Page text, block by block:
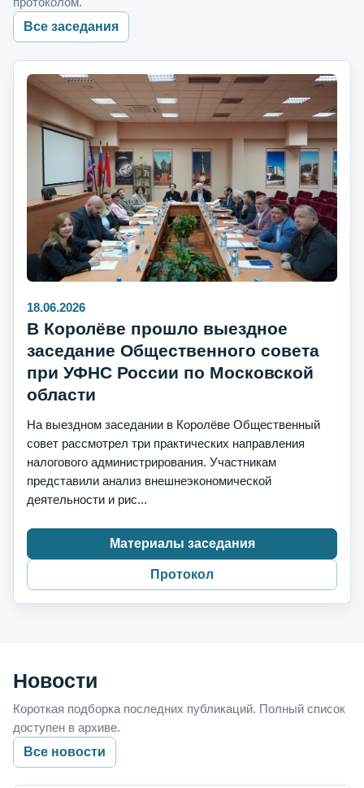
Все заседания
18.06.2026
В Королёве прошло выездное
заседание Общественного совета
при УФНС России по Московской
области
На выездном заседании в Королёве Общественный
совет рассмотрел три практических направления
налогового администрирования. Участникам
представили анализ внешнеэкономической
деятельности и рис...
Материалы заседания
Протокол
Новости
Короткая подборка последних публикаций. Полный список
доступен в архиве.
Все новости